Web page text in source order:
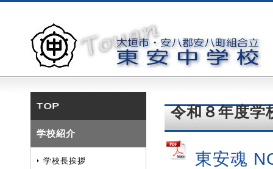
令和８年
東安魂
学校紹介
学校長挨拶